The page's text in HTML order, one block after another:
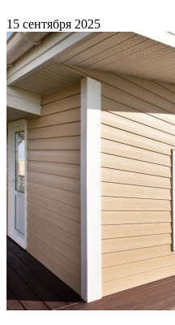
15 сентября 2025